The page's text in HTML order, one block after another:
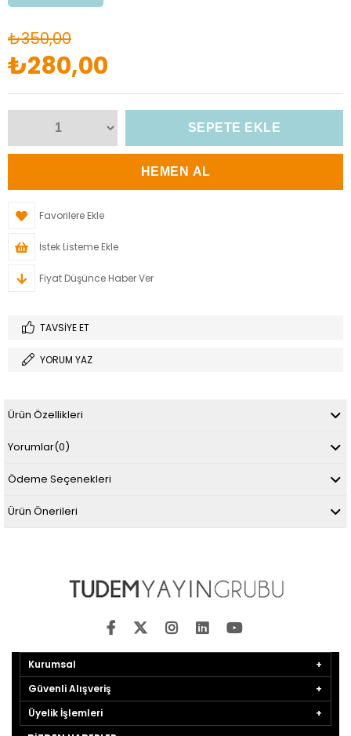
₺350,00
₺280,00
Favorilere Ekle
İstek Listeme Ekle
Fiyat Düşünce Haber Ver
TAVSIYE ET
YORUM YAZ
Ürün Özellikleri
Yorumlar(0)
Ödeme Seçenekleri
Ürün Önerileri
Kurumsal
Güvenli Alışveriş
Üyelik İşlemleri